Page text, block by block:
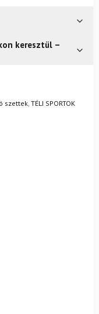
keresztül –
– a terméket
indoklás nélkül.
szettek, TÉLI SPORTOK